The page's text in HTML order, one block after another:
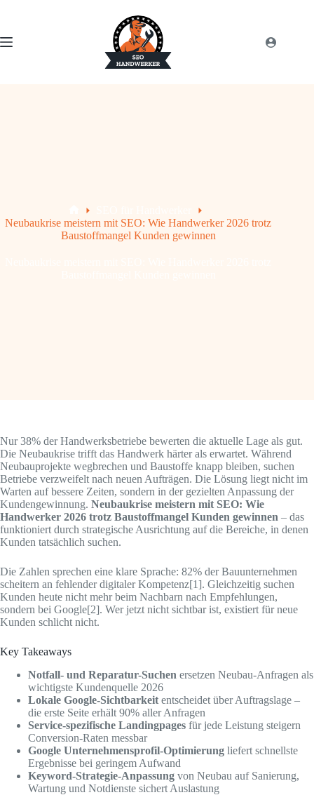
Neubaukrise meistern mit SEO: Wie Handwerker 2026 trotz
Baustoffmangel Kunden gewinnen
Nur 38% der Handwerksbetriebe bewerten die aktuelle Lage als gut.
Die Neubaukrise trifft das Handwerk härter als erwartet. Während
Neubauprojekte wegbrechen und Baustoffe knapp bleiben, suchen
Betriebe verzweifelt nach neuen Aufträgen. Die Lösung liegt nicht im
Warten auf bessere Zeiten, sondern in der gezielten Anpassung der
Kundengewinnung. Neubaukrise meistern mit SEO: Wie
Handwerker 2026 trotz Baustoffmangel Kunden gewinnen – das
funktioniert durch strategische Ausrichtung auf die Bereiche, in denen
Kunden tatsächlich suchen.
Die Zahlen sprechen eine klare Sprache: 82% der Bauunternehmen
scheitern an fehlender digitaler Kompetenz[1]. Gleichzeitig suchen
Kunden heute nicht mehr beim Nachbarn nach Empfehlungen,
sondern bei Google[2]. Wer jetzt nicht sichtbar ist, existiert für neue
Kunden schlicht nicht.
Key Takeaways
Notfall- und Reparatur-Suchen ersetzen Neubau-Anfragen als
wichtigste Kundenquelle 2026
Lokale Google-Sichtbarkeit entscheidet über Auftragslage –
die erste Seite erhält 90% aller Anfragen
Service-spezifische Landingpages für jede Leistung steigern
Conversion-Raten messbar
Google Unternehmensprofil-Optimierung liefert schnellste
Ergebnisse bei geringem Aufwand
Keyword-Strategie-Anpassung von Neubau auf Sanierung,
Wartung und Notdienste sichert Auslastung